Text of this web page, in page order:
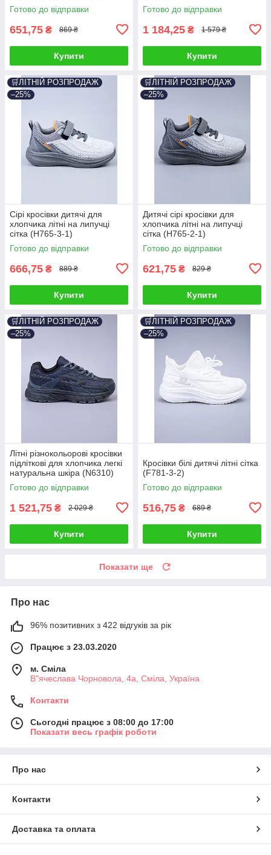
Готово до відправки
651,75 ₴ 869 ₴
Купити
Готово до відправки
1 184,25 ₴ 1 579 ₴
Купити
🛒ЛІТНІЙ РОЗПРОДАЖ
–25%
Сірі кросівки дитячі для
хлопчика літні на липучці
сітка (H765-3-1)
Готово до відправки
666,75 ₴ 889 ₴
Купити
🛒ЛІТНІЙ РОЗПРОДАЖ
–25%
Дитячі сірі кросівки для
хлопчика літні на липучці
сітка (H765-2-1)
Готово до відправки
621,75 ₴ 829 ₴
Купити
🛒ЛІТНІЙ РОЗПРОДАЖ
–25%
Літні різнокольорові кросівки
підліткові для хлопчика легкі
натуральна шкіра (N6310)
Готово до відправки
1 521,75 ₴ 2 029 ₴
Купити
🛒ЛІТНІЙ РОЗПРОДАЖ
–25%
Кросівки білі дитячі літні сітка
(F781-3-2)
Готово до відправки
516,75 ₴ 689 ₴
Купити
Показати ще
Про нас
96% позитивних з 422 відгуків за рік
Працює з 23.03.2020
м. Сміла
В"ячеслава Чорновола, 4а, Сміла, Україна
Контакти
Сьогодні працює з 08:00 до 17:00
Показати весь графік роботи
Про нас
Контакти
Доставка та оплата